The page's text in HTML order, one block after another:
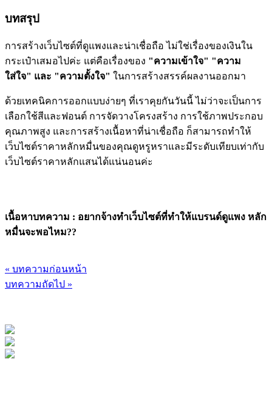
บทสรุป
การสร้างเว็บไซต์ที่ดูแพงและน่าเชื่อถือ ไม่ใช่เรื่องของเงินใน
กระเป๋าเสมอไปค่ะ แต่คือเรื่องของ "ความเข้าใจ" "ความ
ใส่ใจ" และ "ความตั้งใจ" ในการสร้างสรรค์ผลงานออกมา
ด้วยเทคนิคการออกแบบง่ายๆ ที่เราคุยกันวันนี้ ไม่ว่าจะเป็นการ
เลือกใช้สีและฟอนต์ การจัดวางโครงสร้าง การใช้ภาพประกอบ
คุณภาพสูง และการสร้างเนื้อหาที่น่าเชื่อถือ ก็สามารถทำให้
เว็บไซต์ราคาหลักหมื่นของคุณดูหรูหราและมีระดับเทียบเท่ากับ
เว็บไซต์ราคาหลักแสนได้แน่นอนค่ะ
เนื้อหาบทความ : อยากจ้างทำเว็บไซต์ที่ทำให้แบรนด์ดูแพง หลัก
หมื่นจะพอไหม??
« บทความก่อนหน้า
บทความถัดไป »